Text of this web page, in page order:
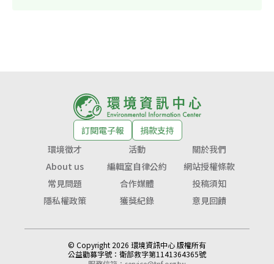
訂閱電子報
捐款支持
環境徵才
活動
關於我們
About us
編輯室自律公約
網站授權條款
常見問題
合作媒體
投稿須知
隱私權政策
獲獎紀錄 意見回饋
© Copyright 2026 環境資訊中心 版權所有
公益勸募字號： 衛部救字第1141364365號